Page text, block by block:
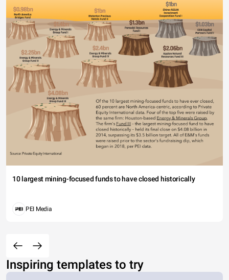
10 largest mining-focused funds to have closed historically
PEI Media
Inspiring templates to try